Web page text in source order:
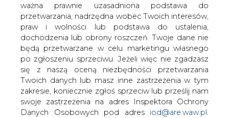
W dowolnym czasie możesz określić warunki
przechowywania i dostępu do plików cookies w
ustawieniach przeglądarki internetowej.
Jeśli zgadzasz się na wykorzystanie technologii
plików cookies wystarczy kliknąć poniższy przycisk
„Przejdź do serwisu”.
Zarząd Agencji Rynku Energii S.A Wydawca portalu
CIRE.pl
tegorocznym wzmocnieniom składu, drużyna ENERGI
Stoczniowca powalczy o medal rozgrywek PLH.
W tym sezonie zarząd Klubu i trenerzy hokeistów
stawiają sobie za cel wejście do pierwszej czwórki fazy
play off, zdobycie jak najlepszego miejsca i walkę o
medale.
- Konsekwentnie realizujemy plan wprowadzenia do
zespołu seniorów dużej liczby własnych młodych
wychowanków. Aktualny skład drużyny jest zróżnicowany